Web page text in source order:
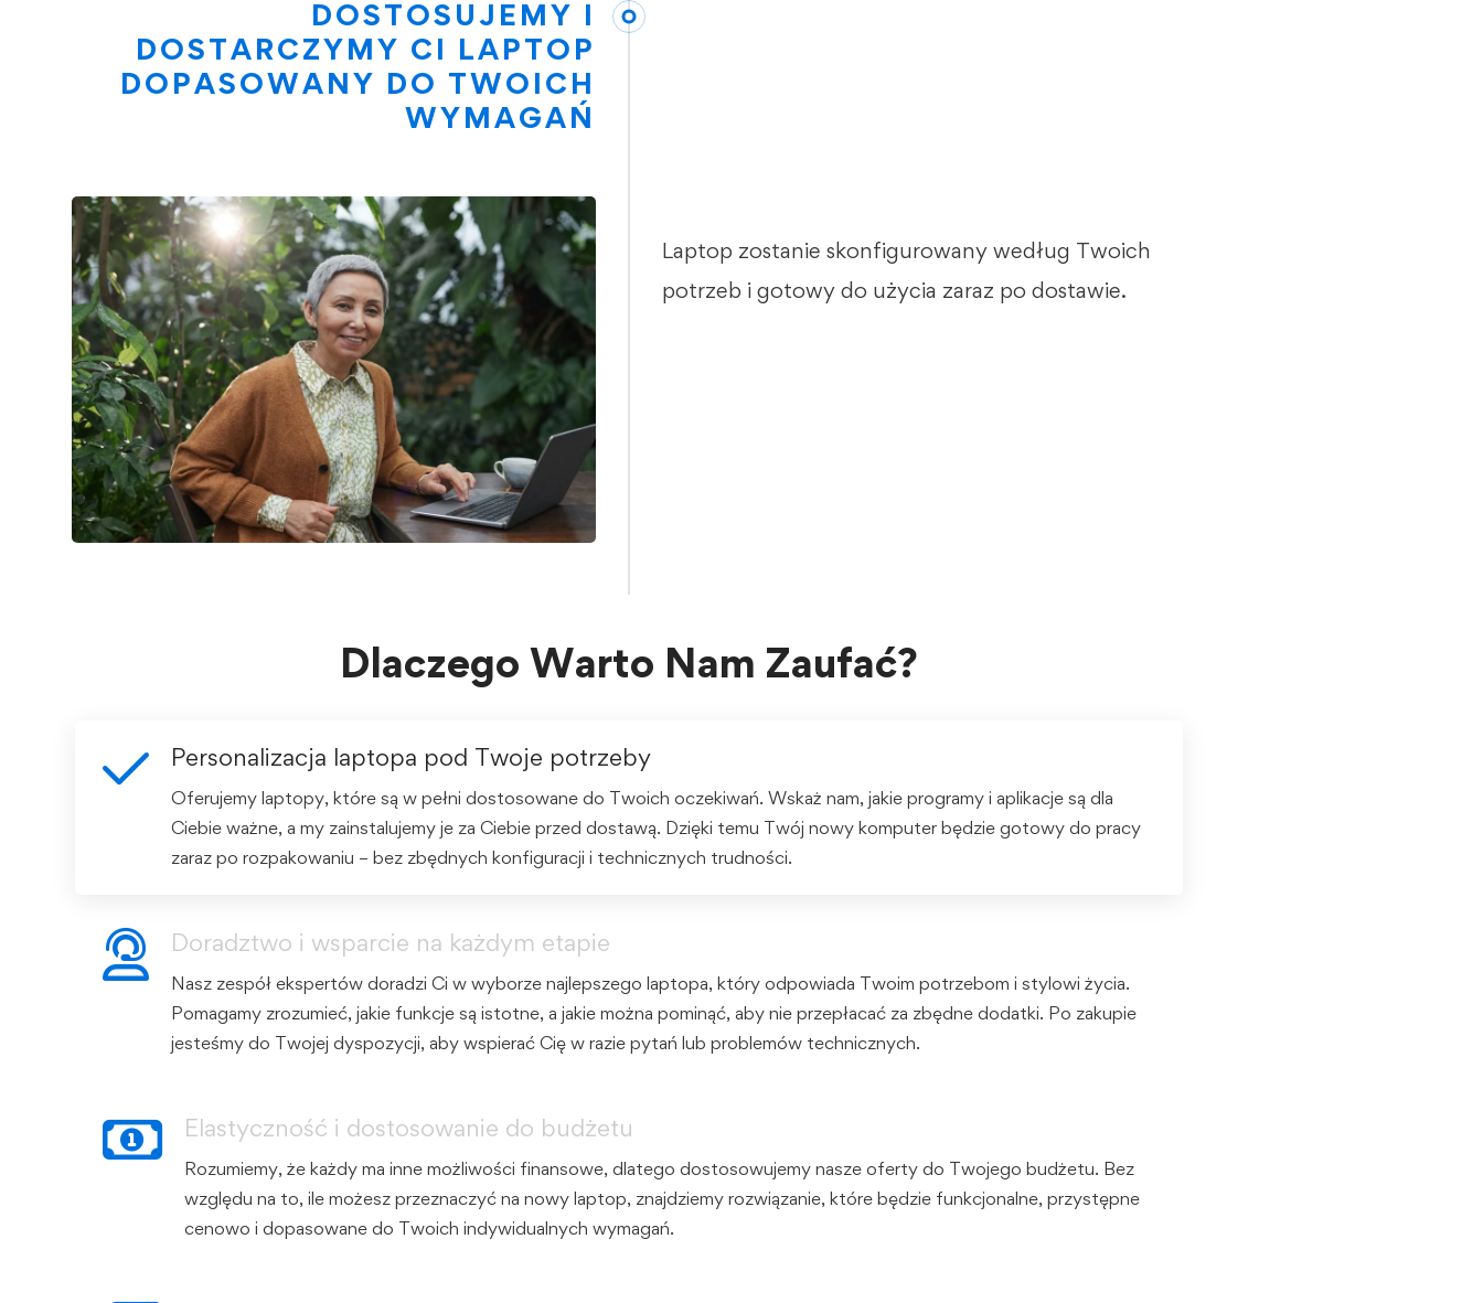
DOSTOSUJEMY I
DOSTARCZYMY CI LAPTOP
DOPASOWANY DO TWOICH
WYMAGAŃ
Laptop zostanie skonfigurowany według Twoich
potrzeb i gotowy do użycia zaraz po dostawie.
Dlaczego Warto Nam Zaufać?
Personalizacja laptopa pod Twoje potrzeby
Oferujemy laptopy, które są w pełni dostosowane do Twoich oczekiwań. Wskaż nam, jakie programy i aplikacje są dla
Ciebie ważne, a my zainstalujemy je za Ciebie przed dostawą. Dzięki temu Twój nowy komputer będzie gotowy do pracy
zaraz po rozpakowaniu – bez zbędnych konfiguracji i technicznych trudności.
Doradztwo i wsparcie na każdym etapie
Nasz zespół ekspertów doradzi Ci w wyborze najlepszego laptopa, który odpowiada Twoim potrzebom i stylowi życia.
Pomagamy zrozumieć, jakie funkcje są istotne, a jakie można pominąć, aby nie przepłacać za zbędne dodatki. Po zakupie
jesteśmy do Twojej dyspozycji, aby wspierać Cię w razie pytań lub problemów technicznych.
Elastyczność i dostosowanie do budżetu
Rozumiemy, że każdy ma inne możliwości finansowe, dlatego dostosowujemy nasze oferty do Twojego budżetu. Bez
względu na to, ile możesz przeznaczyć na nowy laptop, znajdziemy rozwiązanie, które będzie funkcjonalne, przystępne
cenowo i dopasowane do Twoich indywidualnych wymagań.